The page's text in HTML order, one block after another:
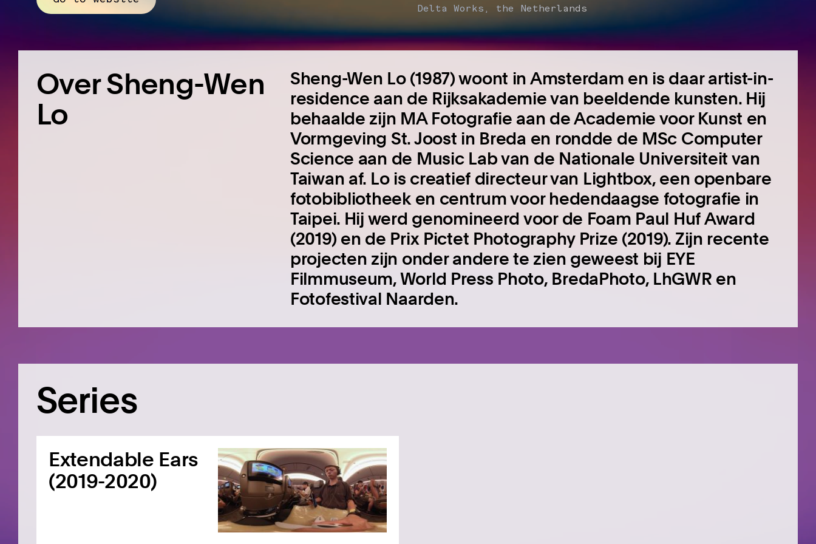
Delta Works, the Netherlands
Over Sheng-Wen
Lo
Sheng-Wen Lo (1987) woont in Amsterdam en is daar artist-in-
residence aan de Rijksakademie van beeldende kunsten. Hij
behaalde zijn MA Fotografie aan de Academie voor Kunst en
Vormgeving St. Joost in Breda en rondde de MSc Computer
Science aan de Music Lab van de Nationale Universiteit van
Taiwan af. Lo is creatief directeur van Lightbox, een openbare
fotobibliotheek en centrum voor hedendaagse fotografie in
Taipei. Hij werd genomineerd voor de Foam Paul Huf Award
(2019) en de Prix Pictet Photography Prize (2019). Zijn recente
projecten zijn onder andere te zien geweest bij EYE
Filmmuseum, World Press Photo, BredaPhoto, LhGWR en
Fotofestival Naarden.
Series
Extendable Ears
(2019-2020)